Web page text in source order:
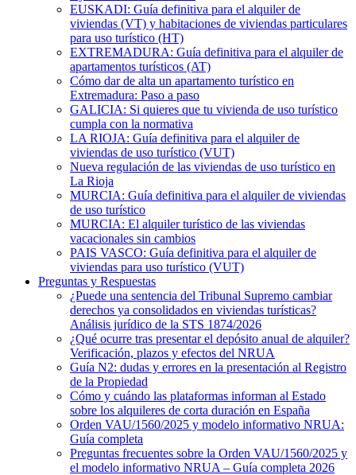
EUSKADI: Guía definitiva para el alquiler de
viviendas (VT) y habitaciones de viviendas particulares
para uso turístico (HT)
EXTREMADURA: Guía definitiva para el alquiler de
apartamentos turísticos (AT)
Cómo dar de alta un apartamento turístico en
Extremadura: Paso a paso
GALICIA: Si quieres que tu vivienda de uso turístico
cumpla con la normativa
LA RIOJA: Guía definitiva para el alquiler de
viviendas de uso turístico (VUT)
Nueva regulación de las viviendas de uso turístico en
La Rioja
MURCIA: Guía definitiva para el alquiler de viviendas
de uso turístico
MURCIA: El alquiler turístico de las viviendas
vacacionales sin cambios
PAIS VASCO: Guía definitiva para el alquiler de
viviendas para uso turístico (VUT)
Preguntas y Respuestas
¿Puede una sentencia del Tribunal Supremo cambiar
derechos ya consolidados en viviendas turísticas?
Análisis jurídico de la STS 1874/2026
¿Qué ocurre tras presentar el depósito anual de alquiler?
Verificación, plazos y efectos del NRUA
Guía N2: dudas y errores en la presentación al Registro
de la Propiedad
Cómo y cuándo las plataformas informan al Estado
sobre los alquileres de corta duración en España
Orden VAU/1560/2025 y modelo informativo NRUA:
Guía completa
Preguntas frecuentes sobre la Orden VAU/1560/2025 y
el modelo informativo NRUA – Guía completa 2026